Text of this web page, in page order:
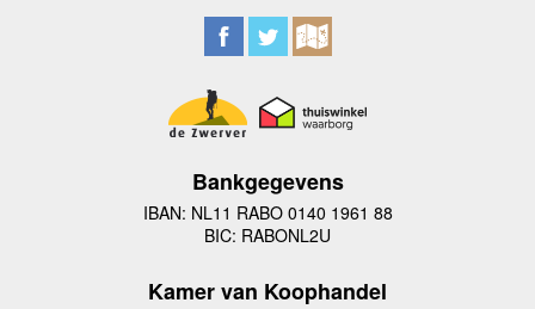
Bankgegevens
IBAN: NL11 RABO 0140 1961 88
BIC: RABONL2U
Kamer van Koophandel